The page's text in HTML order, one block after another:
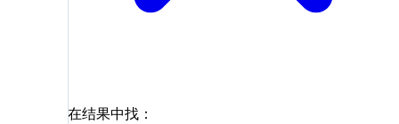
在结果中找：